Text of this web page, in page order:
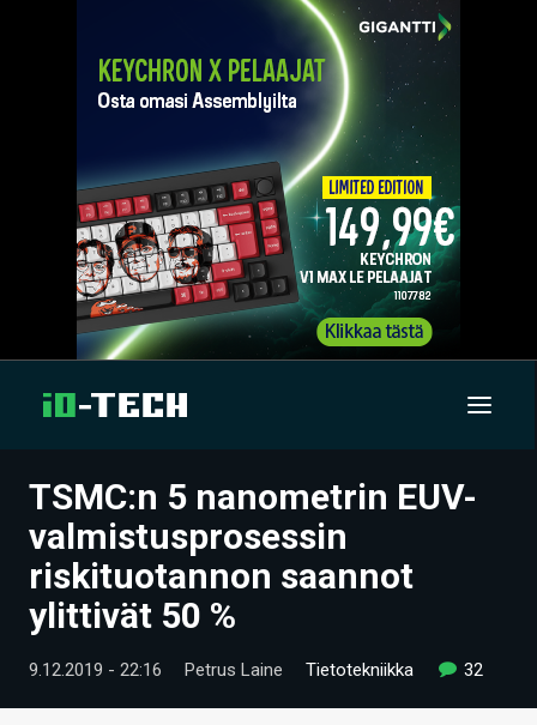
UUTISET
ARTIKKELIT
VIDEOT
TECHBBS
TSMC:n 5 nanometrin EUV-
valmistusprosessin
riskituotannon saannot
ylittivät 50 %
9.12.2019 - 22:16 Petrus Laine Tietotekniikka 32